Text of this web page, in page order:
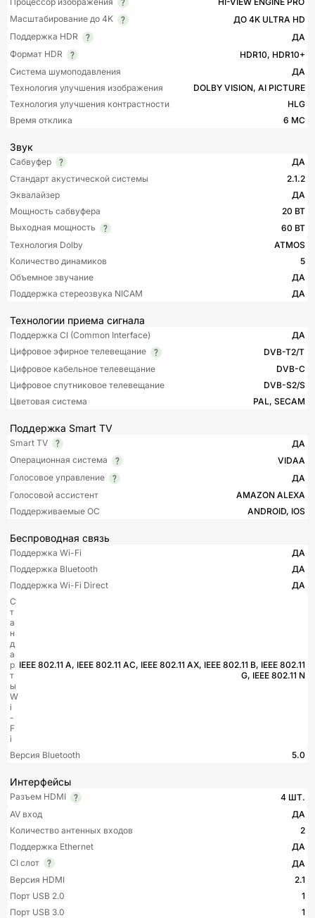
Масштабирование до 4K
ДО 4K ULTRA HD
Поддержка HDR
ДА
Формат HDR
HDR10, HDR10+
Система шумоподавления
ДА
Технология улучшения изображения
DOLBY VISION, AI PICTURE
Технология улучшения контрастности
HLG
Время отклика
6 МС
Звук
Сабвуфер
ДА
Стандарт акустической системы
2.1.2
Эквалайзер
ДА
Мощность сабвуфера
20 ВТ
Выходная мощность
60 ВТ
Технология Dolby
ATMOS
Количество динамиков
5
Объемное звучание
ДА
Поддержка стереозвука NICAM
ДА
Технологии приема сигнала
Поддержка CI (Common Interface)
ДА
Цифровое эфирное телевещание
DVB-T2/T
Цифровое кабельное телевещание
DVB-C
Цифровое спутниковое телевещание
DVB-S2/S
Цветовая система
PAL, SECAM
Поддержка Smart TV
Smart TV
ДА
Операционная система
VIDAA
Голосовое управление
ДА
Голосовой ассистент
AMAZON ALEXA
Поддерживаемые ОС
ANDROID, IOS
Беспроводная связь
Поддержка Wi-Fi
ДА
Поддержка Bluetooth
ДА
Поддержка Wi-Fi Direct
ДА
С
т
а
н
д
а
р
т
ы
W
i
-
F
i
IEEE 802.11 A, IEEE 802.11 AC, IEEE 802.11 AX, IEEE 802.11 B, IEEE 802.11
G, IEEE 802.11 N
Версия Bluetooth 5.0
Интерфейсы
Разъем HDMI
4 ШТ.
AV вход
ДА
Количество антенных входов
2
Поддержка Ethernet
ДА
CI слот
ДА
Версия HDMI
2.1
Порт USB 2.0
1
Порт USB 3.0
1